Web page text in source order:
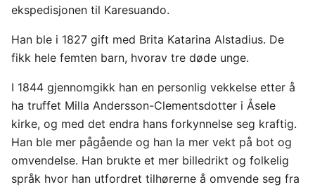
ekspedisjonen til Karesuando.
Han ble i 1827 gift med Brita Katarina Alstadius. De
fikk hele femten barn, hvorav tre døde unge.
I 1844 gjennomgikk han en personlig vekkelse etter å
ha truffet Milla Andersson-Clementsdotter i Åsele
kirke, og med det endra hans forkynnelse seg kraftig.
Han ble mer pågående og han la mer vekt på bot og
omvendelse. Han brukte et mer billedrikt og folkelig
språk hvor han utfordret tilhørerne å omvende seg fra